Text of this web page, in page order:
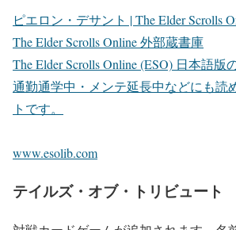
ピエロン・デサント | The Elder Scrolls
The Elder Scrolls Online 外部蔵書庫
The Elder Scrolls Online (ESO) 日本語
通勤通学中・メンテ延長中などにも読
トです。
www.esolib.com
テイルズ・オブ・トリビュート